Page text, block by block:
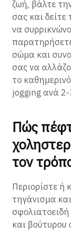
ζωή, βάλτε
σας και δείτε
να
σώμα και
σας να
το
jogging ανά 2-
Πώς
τον
Περιορίστε ή
τηγάνισμα
και βούτυρου